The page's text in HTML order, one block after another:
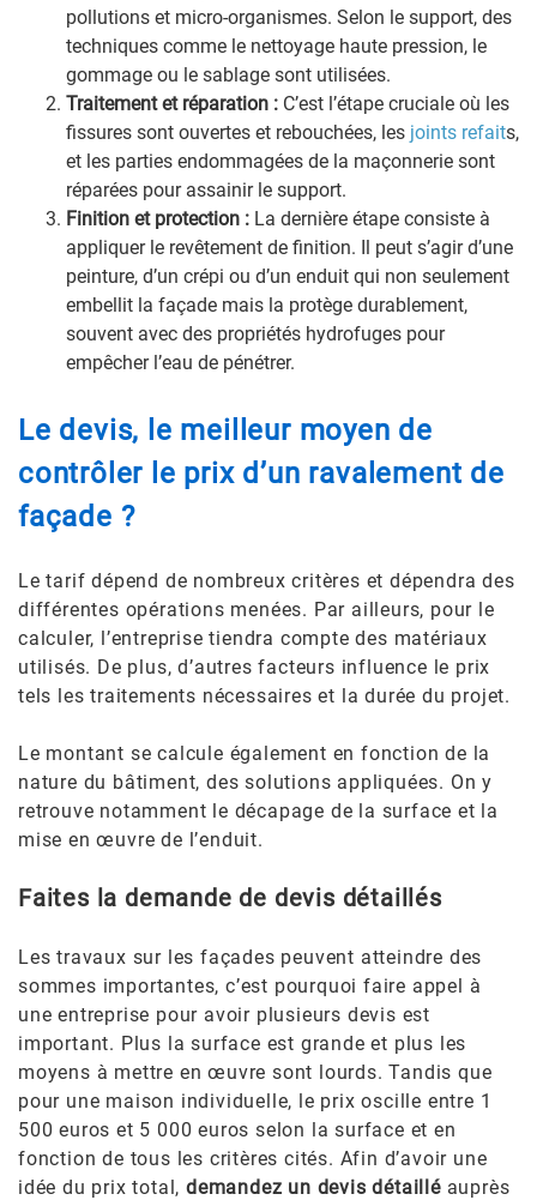
pollutions et micro-organismes. Selon le support, des
techniques comme le nettoyage haute pression, le
gommage ou le sablage sont utilisées.
Traitement et réparation : C’est l’étape cruciale où les
fissures sont ouvertes et rebouchées, les joints refaits,
et les parties endommagées de la maçonnerie sont
réparées pour assainir le support.
Finition et protection : La dernière étape consiste à
appliquer le revêtement de finition. Il peut s’agir d’une
peinture, d’un crépi ou d’un enduit qui non seulement
embellit la façade mais la protège durablement,
souvent avec des propriétés hydrofuges pour
empêcher l’eau de pénétrer.
Le devis, le meilleur moyen de
contrôler le prix d’un ravalement de
façade ?
Le tarif dépend de nombreux critères et dépendra des
différentes opérations menées. Par ailleurs, pour le
calculer, l’entreprise tiendra compte des matériaux
utilisés. De plus, d’autres facteurs influence le prix
tels les traitements nécessaires et la durée du projet.
Le montant se calcule également en fonction de la
nature du bâtiment, des solutions appliquées. On y
retrouve notamment le décapage de la surface et la
mise en œuvre de l’enduit.
Faites la demande de devis détaillés
Les travaux sur les façades peuvent atteindre des
sommes importantes, c’est pourquoi faire appel à
une entreprise pour avoir plusieurs devis est
important. Plus la surface est grande et plus les
moyens à mettre en œuvre sont lourds. Tandis que
pour une maison individuelle, le prix oscille entre 1
500 euros et 5 000 euros selon la surface et en
fonction de tous les critères cités. Afin d’avoir une
idée du prix total,demandez un devis détailléauprès